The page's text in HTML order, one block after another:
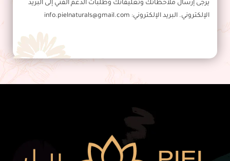
يرجى إرسال ملاحظاتك وتعليقاتك وطلبات الدعم الفني إلى البريد
الإلكتروني. البريد الإلكتروني: info.pielnaturals@gmail.com